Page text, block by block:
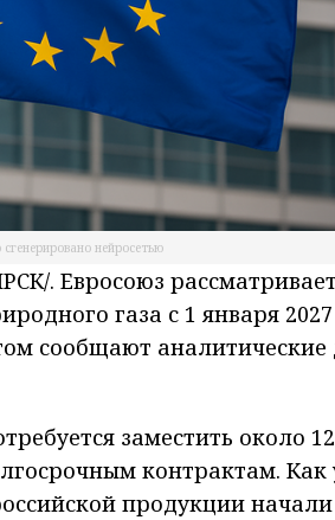
нейросетью
. Евросоюз
газа с 1 января
сообщают
заместить около
контрактам. Как
продукции